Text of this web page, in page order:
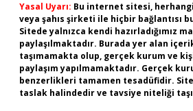
Yasal Uyarı: Bu internet sitesi,
veya şahıs şirketi ile hiçbir bağlantısı
Sitede yalnızca kendi hazırladığımız
paylaşılmaktadır. Burada yer alan
taşımamakta olup, gerçek kurum ve
paylaşım yapılmamaktadır. Gerçek
benzerlikleri tamamen tesadüfidir.
taslak halindedir ve tavsiye niteliği